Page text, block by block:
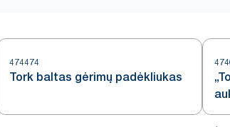
474474
Tork baltas gėrimų padėkliukas